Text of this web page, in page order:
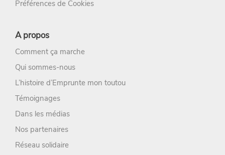
Préférences de Cookies
A propos
Comment ça marche
Qui sommes-nous
L’histoire d’Emprunte mon toutou
Témoignages
Dans les médias
Nos partenaires
Réseau solidaire